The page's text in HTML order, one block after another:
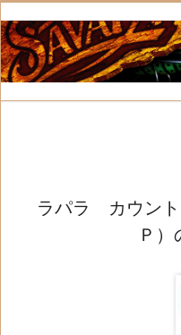
ラパラ カウント
Ｐ）